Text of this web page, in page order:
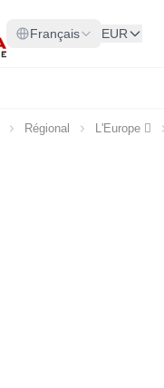
Français EUR
Régional L'Europe 